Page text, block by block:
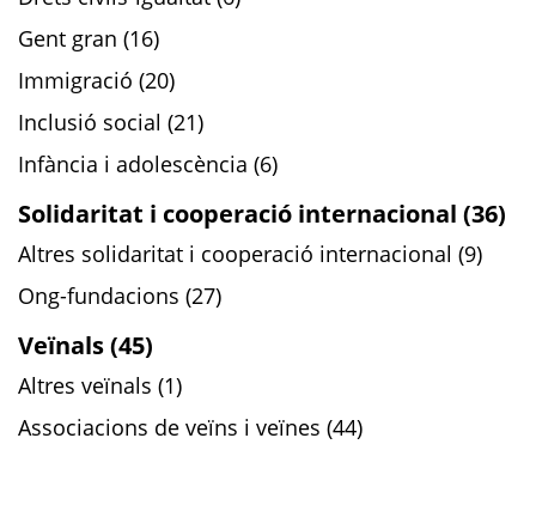
Gent gran (16)
Immigració (20)
Inclusió social (21)
Infància i adolescència (6)
Solidaritat i cooperació internacional (36)
Altres solidaritat i cooperació internacional (9)
Ong-fundacions (27)
Veïnals (45)
Altres veïnals (1)
Associacions de veïns i veïnes (44)